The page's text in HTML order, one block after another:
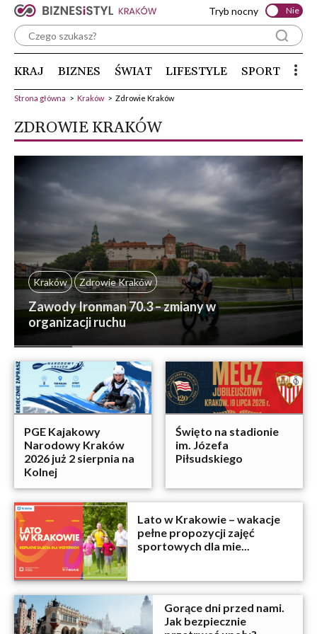
Tryb nocny Nie
KRAJ BIZNES ŚWIAT LIFESTYLE SPORT
Strona główna > Kraków > Zdrowie Kraków
ZDROWIE KRAKÓW
Kraków Zdrowie Kraków
Zawody Ironman 70.3 – zmiany w
organizacji ruchu
PGE Kajakowy
Narodowy Kraków
2026 już 2 sierpnia na
Kolnej
Święto na stadionie
im. Józefa
Piłsudskiego
Lato w Krakowie – wakacje
pełne propozycji zajęć
sportowych dla mie...
Gorące dni przed nami.
Jak bezpiecznie